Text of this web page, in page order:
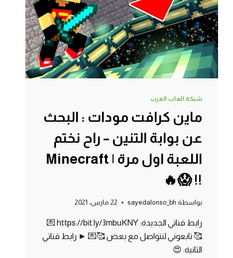
شبكة العاب العرب
ماين كرافت مودات : البحث
عن بوابة التنين – راح نختم
اللعبة اول مرة | Minecraft
!! 😱🔥
بواسطة sayedalonso_bh 22 مارس، 2021
رابط قناتي الجديدة: https://bit.ly/3mbuKNY 💌
🥰 تابعوني لنتواصل مع بعض 🥰💌 ► رابط قناتي
الثانية: 😍